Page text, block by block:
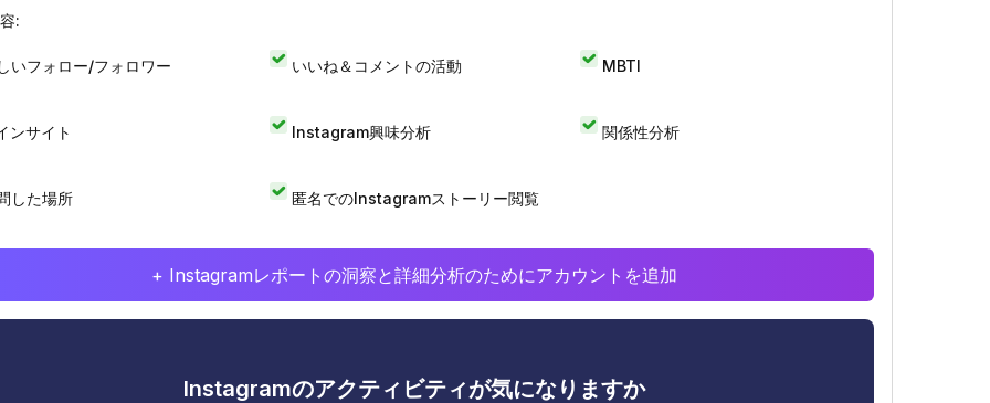
:
いフォロー/フォロワー いいね＆コメントの活動 MBTI
ンサイト Instagram興味分析 関係性分析
した場所 匿名でのInstagramストーリー閲覧
+ Instagramレポートの洞察と詳細分析のためにアカウントを追加
Instagramのアクティビティが気になりますか